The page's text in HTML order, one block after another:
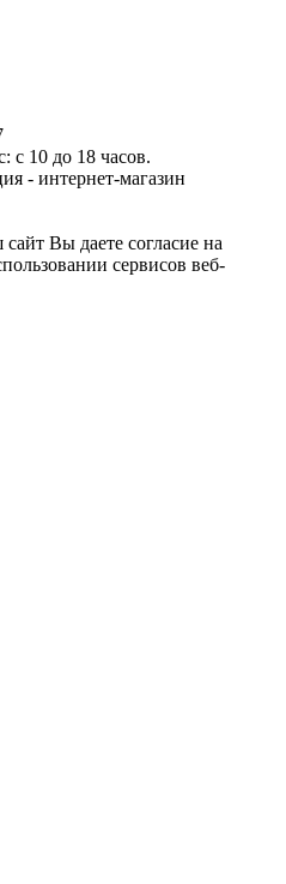
с 10 до 18 часов.
- интернет-магазин
Вы даете согласие на
сервисов веб-